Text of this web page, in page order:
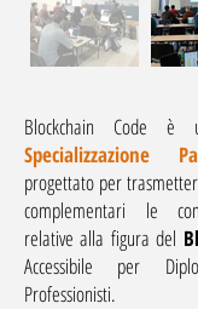
Blockchain Code è
Specializzazione
progettato per
complementari le
relative alla figura del
Accessibile per
Professionisti.